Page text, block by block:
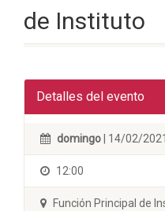
de Instituto
Detalles del evento
domingo| 14/02/2021
12:00
Función Principal de